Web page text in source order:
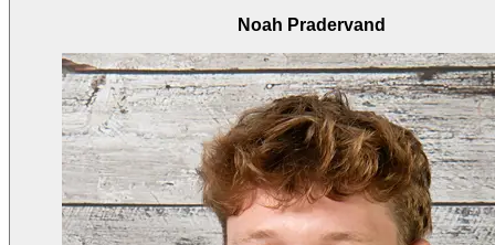
Noah Pradervand